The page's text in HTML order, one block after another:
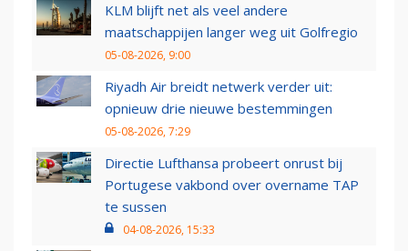
KLM blijft net als veel andere
maatschappijen langer weg uit Golfregio
05-08-2026, 9:00
Riyadh Air breidt netwerk verder uit:
opnieuw drie nieuwe bestemmingen
05-08-2026, 7:29
Directie Lufthansa probeert onrust bij
Portugese vakbond over overname TAP
te sussen
04-08-2026, 15:33